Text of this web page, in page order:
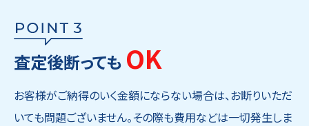
査定後断っても OK
お客様がご納得のいく金額にならない場合は、お断りいただ
いても問題ございません。その際も費用などは一切発生しま